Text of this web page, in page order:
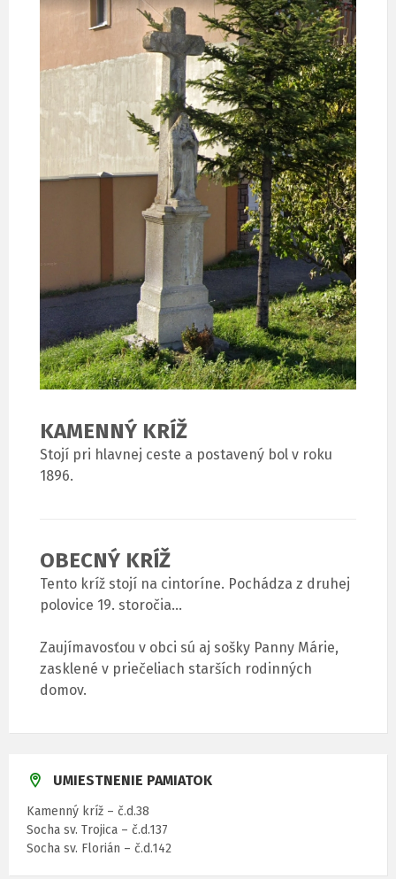
KAMENNÝ KRÍŽ
Stojí pri hlavnej ceste a postavený bol v roku
1896.
OBECNÝ KRÍŽ
Tento kríž stojí na cintoríne. Pochádza z druhej
polovice 19. storočia…
Zaujímavosťou v obci sú aj sošky Panny Márie,
zasklené v priečeliach starších rodinných
domov.
UMIESTNENIE PAMIATOK
Kamenný kríž – č.d.38
Socha sv. Trojica – č.d.137
Socha sv. Florián – č.d.142